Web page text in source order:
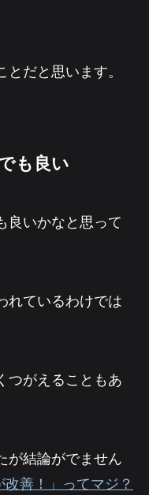
だと思います。
も良い
良いかなと思って
れているわけでは
つがえることもあ
が結論がでません
改善！」ってマジ？